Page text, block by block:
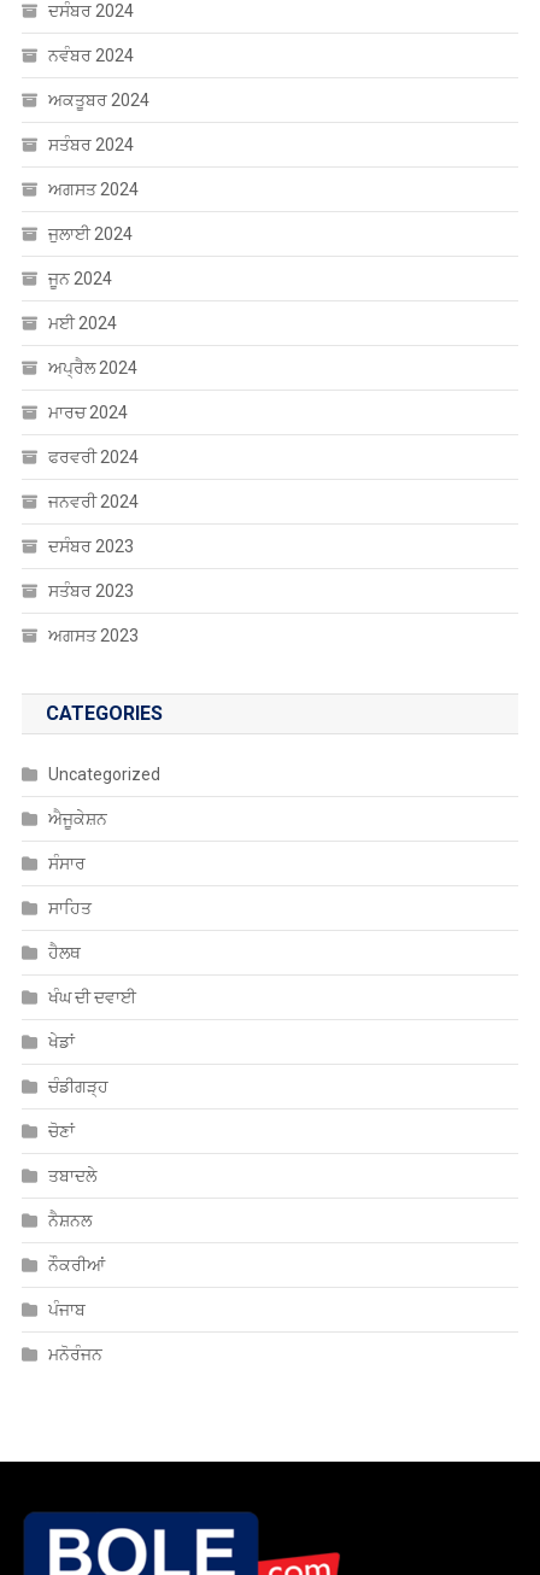
ਦਸੰਬਰ 2024
ਨਵੰਬਰ 2024
ਅਕਤੂਬਰ 2024
ਸਤੰਬਰ 2024
ਅਗਸਤ 2024
ਜੁਲਾਈ 2024
ਜੂਨ 2024
ਮਈ 2024
ਅਪ੍ਰੈਲ 2024
ਮਾਰਚ 2024
ਫਰਵਰੀ 2024
ਜਨਵਰੀ 2024
ਦਸੰਬਰ 2023
ਸਤੰਬਰ 2023
ਅਗਸਤ 2023
CATEGORIES
Uncategorized
ਐਜੂਕੇਸ਼ਨ
ਸੰਸਾਰ
ਸਾਹਿਤ
ਹੈਲਥ
ਖੰਘ ਦੀ ਦਵਾਈ
ਖੇਡਾਂ
ਚੰਡੀਗੜ੍ਹ
ਚੋਣਾਂ
ਤਬਾਦਲੇ
ਨੈਸ਼ਨਲ
ਨੌਕਰੀਆਂ
ਪੰਜਾਬ
ਮਨੋਰੰਜਨ